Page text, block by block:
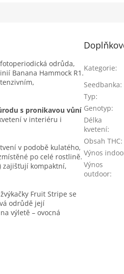
odrůda,
Banana Hammock R1.
s pronikavou vůní
v interiéru i
v podobě kulatého,
po celé rostlině.
zajišťují kompaktní,
Fruit Stripe se
odrůdě její
výletě – ovocná
Kategorie:
Seedbanka:
Typ:
Genotyp:
Délka
kvetení:
Obsah THC:
Výnos
Výnos
outdoor: